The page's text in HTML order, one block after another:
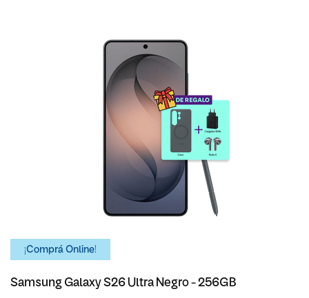
¡Comprá Online!
Samsung Galaxy S26 Ultra Negro - 256GB